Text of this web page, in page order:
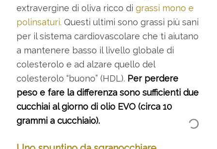
extravergine di oliva ricco di grassi mono e
polinsaturi. Questi ultimi sono grassi più sani
per il sistema cardiovascolare che ti aiutano
a mantenere basso il livello globale di
colesterolo e ad alzare quello del
colesterolo “buono” (HDL). Per perdere
peso e fare la differenza sono sufficienti due
cucchiai al giorno di olio EVO (circa 10
grammi a cucchiaio).